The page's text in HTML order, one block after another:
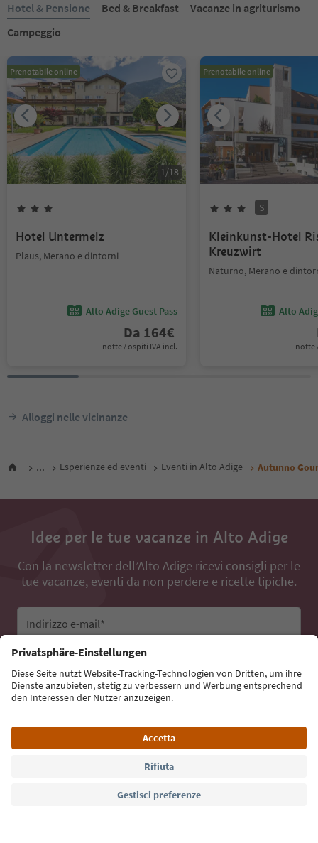
Hotel & Pensione Bed & Breakfast
Vacanze in agriturismo
Campeggio
Prenotabile online
1/18
Hotel Untermelz
Plaus, Merano e dintorni
Alto Adige Guest Pass
Da 164€
notte / ospiti IVA incl.
Prenotabile online
S
Kleinkunst-Hotel
Kreuzwirt
Naturno, Merano e
Alto
notte
Alloggi nelle vicinanze
... Esperienze ed eventi Eventi in Alto Adige Autunno
Idee per le tue vacanze in Alto Adige
Con la newsletter dell’Alto Adige ricevi consigli per le
tue vacanze, eventi da non perdere e ricette tipiche.
Indirizzo e-mail*
Iscriviti alla newsletter